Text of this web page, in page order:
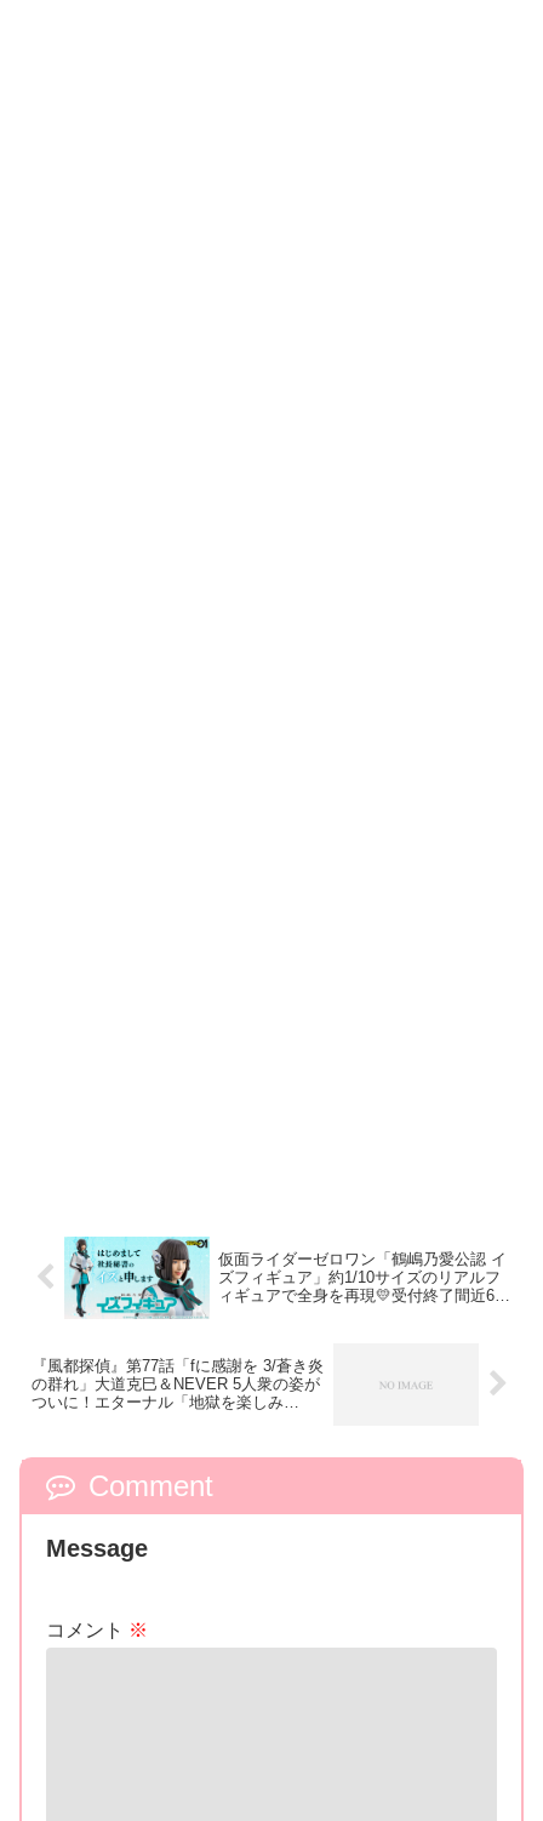
仮面ライダーゼロワン「鶴嶋乃愛公認 イ
ズフィギュア」約1/10サイズのリアルフ
ィギュアで全身を再現💛受付終了間近6/4
『風都探偵』第77話「fに感謝を 3/蒼き炎
の群れ」大道克巳＆NEVER 5人衆の姿が
ついに！エターナル「地獄を楽しみ
Comment
Message
コメント ※